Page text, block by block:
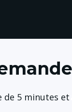
5 minutes